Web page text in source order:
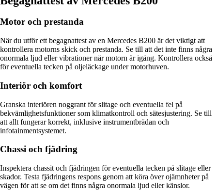
Motor och prestanda
När du utför ett begagnattest av en Mercedes B200 är det viktigt att
kontrollera motorns skick och prestanda. Se till att det inte finns några
onormala ljud eller vibrationer när motorn är igång. Kontrollera också
för eventuella tecken på oljeläckage under motorhuven.
Interiör och komfort
Granska interiören noggrant för slitage och eventuella fel på
bekvämlighetsfunktioner som klimatkontroll och sätesjustering. Se till
att allt fungerar korrekt, inklusive instrumentbrädan och
infotainmentsystemet.
Chassi och fjädring
Inspektera chassit och fjädringen för eventuella tecken på slitage eller
skador. Testa fjädringens respons genom att köra över ojämnheter på
vägen för att se om det finns några onormala ljud eller känslor.